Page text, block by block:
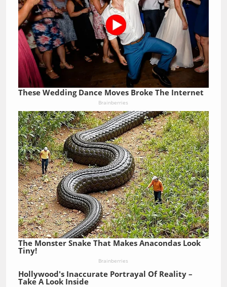
These Wedding Dance Moves Broke The Internet
Brainberries
The Monster Snake That Makes Anacondas Look
Tiny!
Brainberries
Hollywood's Inaccurate Portrayal Of Reality –
Take A Look Inside